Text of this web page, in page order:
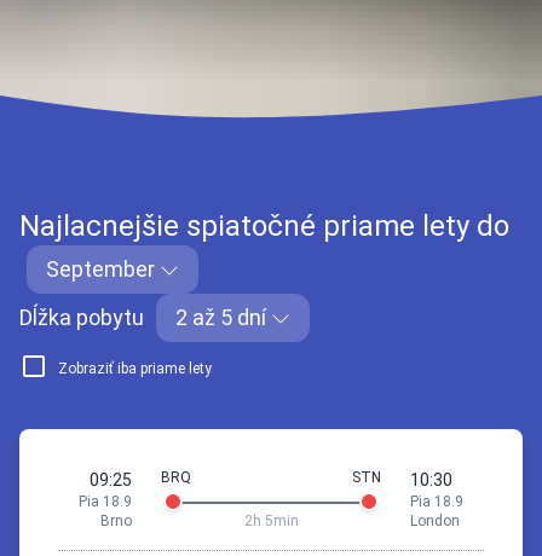
Najlacnejšie spiatočné priame lety do
September
Dĺžka pobytu
2 až 5 dní
Zobraziť iba priame lety
09:25
Pia 18.9
Brno
BRQ STN
2h 5min
10:30
Pia 18.9
London